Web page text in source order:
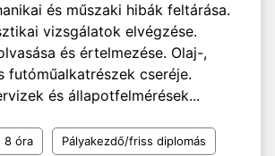
és műszaki hibák feltárása.
vizsgálatok elvégzése.
és értelmezése. Olaj-,
futóműalkatrészek cseréje.
és állapotfelmérések...
8 óra Pályakezdő/friss diplomás